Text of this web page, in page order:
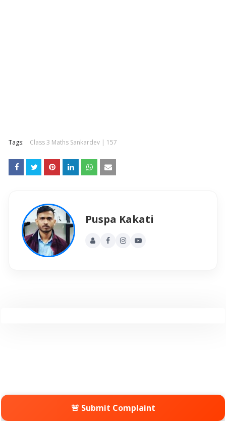
Tags: Class 3 Maths Sankardev | 157
Puspa Kakati
🚨 Submit Complaint